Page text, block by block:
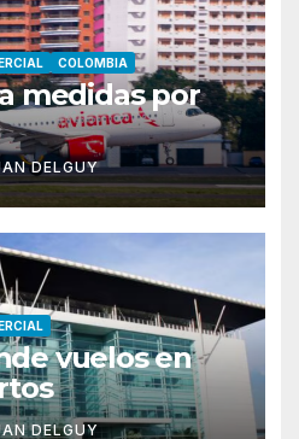
COLOMBIA
medidas por
DELGUY
vuelos en
DELGUY